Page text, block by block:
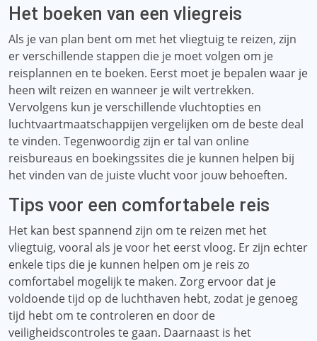
Het boeken van een vliegreis
Als je van plan bent om met het vliegtuig te reizen, zijn
er verschillende stappen die je moet volgen om je
reisplannen en te boeken. Eerst moet je bepalen waar je
heen wilt reizen en wanneer je wilt vertrekken.
Vervolgens kun je verschillende vluchtopties en
luchtvaartmaatschappijen vergelijken om de beste deal
te vinden. Tegenwoordig zijn er tal van online
reisbureaus en boekingssites die je kunnen helpen bij
het vinden van de juiste vlucht voor jouw behoeften.
Tips voor een comfortabele reis
Het kan best spannend zijn om te reizen met het
vliegtuig, vooral als je voor het eerst vloog. Er zijn echter
enkele tips die je kunnen helpen om je reis zo
comfortabel mogelijk te maken. Zorg ervoor dat je
voldoende tijd op de luchthaven hebt, zodat je genoeg
tijd hebt om te controleren en door de
veiligheidscontroles te gaan. Daarnaast is het